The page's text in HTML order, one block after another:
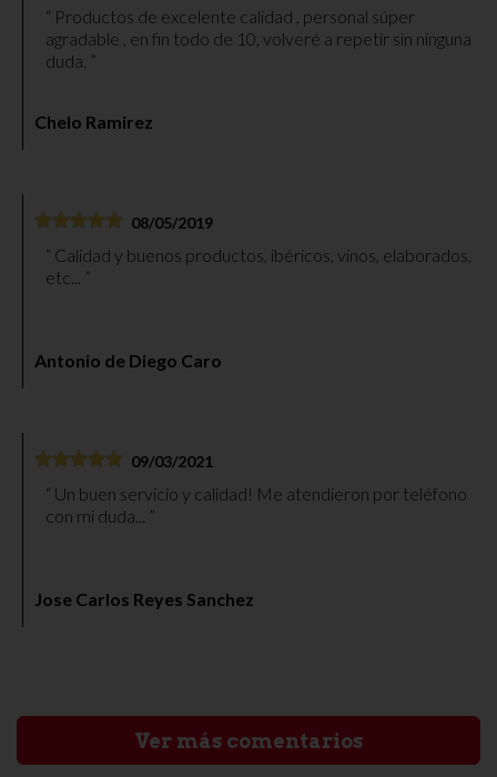
agradable , en fin todo de 10, volveré a repetir sin ninguna
duda.
Chelo Ramirez
08/05/2019
etc...
Antonio de Diego Caro
09/03/2021
con mi duda...
Jose Carlos Reyes Sanchez
Ver más comentarios